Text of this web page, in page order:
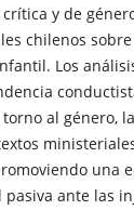
y de
chilenos
Los
al género,
una
ante las